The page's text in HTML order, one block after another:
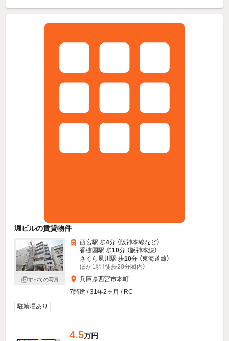
堀ビルの賃貸物件
すべての写真
西宮駅 歩4分 （阪神本線など）
香櫨園駅 歩10分 （阪神本線）
さくら夙川駅 歩10分 （東海道線）
ほか1駅（徒歩20分圏内）
兵庫県西宮市本町
7階建 / 31年2ヶ月 / RC
駐輪場あり
4.5万円